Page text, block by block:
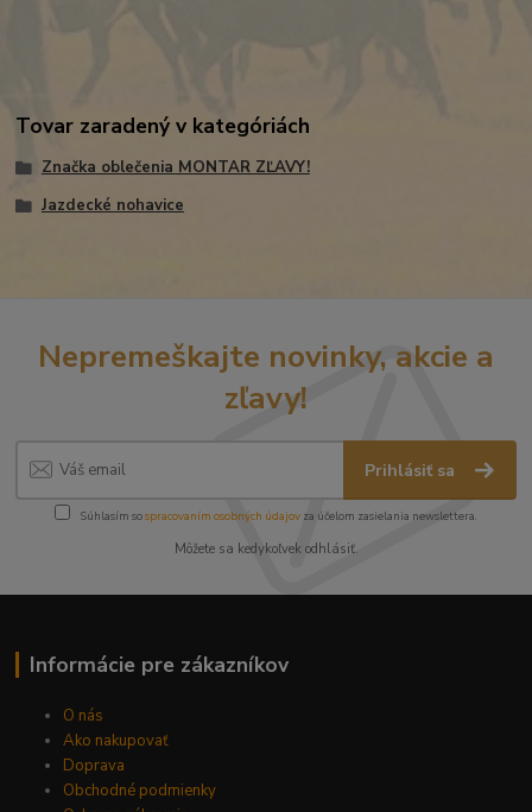
Tovar zaradený v kategóriách
Značka oblečenia MONTAR ZĽAVY!
Jazdecké nohavice
Nepremeškajte novinky, akcie a
zľavy!
Prihlásiť sa
Súhlasím sospracovaním osobných údajov za účelom zasielania newslettera.
Môžete sa kedykoľvek odhlásiť.
Informácie pre zákazníkov
O nás
Ako nakupovať
Doprava
Obchodné podmienky